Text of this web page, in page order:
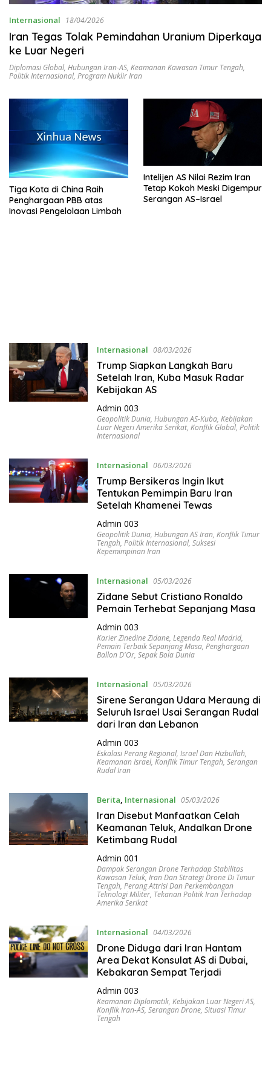
Internasional 18/04/2026
Iran Tegas Tolak Pemindahan Uranium Diperkaya
ke Luar Negeri
Diplomasi Global, Hubungan Iran-AS, Keamanan Kawasan Timur Tengah,
Politik Internasional, Program Nuklir Iran
Tiga Kota di China Raih
Penghargaan PBB atas
Inovasi Pengelolaan Limbah
Intelijen AS Nilai Rezim Iran
Tetap Kokoh Meski Digempur
Serangan AS–Israel
Internasional 08/03/2026
Trump Siapkan Langkah Baru
Setelah Iran, Kuba Masuk Radar
Kebijakan AS
Admin 003
Geopolitik Dunia, Hubungan AS-Kuba, Kebijakan
Luar Negeri Amerika Serikat, Konflik Global, Politik
Internasional
Internasional 06/03/2026
Trump Bersikeras Ingin Ikut
Tentukan Pemimpin Baru Iran
Setelah Khamenei Tewas
Admin 003
Geopolitik Dunia, Hubungan AS Iran, Konflik Timur
Tengah, Politik Internasional, Suksesi
Kepemimpinan Iran
Internasional 05/03/2026
Zidane Sebut Cristiano Ronaldo
Pemain Terhebat Sepanjang Masa
Admin 003
Karier Zinedine Zidane, Legenda Real Madrid,
Pemain Terbaik Sepanjang Masa, Penghargaan
Ballon D'Or, Sepak Bola Dunia
Internasional 05/03/2026
Sirene Serangan Udara Meraung di
Seluruh Israel Usai Serangan Rudal
dari Iran dan Lebanon
Admin 003
Eskalasi Perang Regional, Israel Dan Hizbullah,
Keamanan Israel, Konflik Timur Tengah, Serangan
Rudal Iran
Berita, Internasional 05/03/2026
Iran Disebut Manfaatkan Celah
Keamanan Teluk, Andalkan Drone
Ketimbang Rudal
Admin 001
Dampak Serangan Drone Terhadap Stabilitas
Kawasan Teluk, Iran Dan Strategi Drone Di Timur
Tengah, Perang Attrisi Dan Perkembangan
Teknologi Militer, Tekanan Politik Iran Terhadap
Amerika Serikat
Internasional 04/03/2026
Drone Diduga dari Iran Hantam
Area Dekat Konsulat AS di Dubai,
Kebakaran Sempat Terjadi
Admin 003
Keamanan Diplomatik, Kebijakan Luar Negeri AS,
Konflik Iran-AS, Serangan Drone, Situasi Timur
Tengah